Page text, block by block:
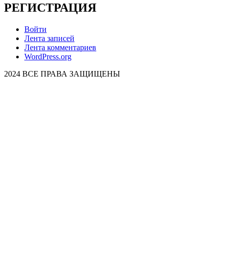
РЕГИСТРАЦИЯ
Войти
Лента записей
Лента комментариев
WordPress.org
2024 ВСЕ ПРАВА ЗАЩИЩЕНЫ